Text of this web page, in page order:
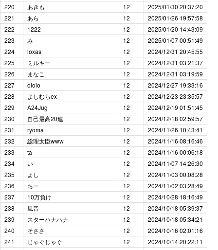
220
あきも 12
2025/01/30 20:37:20
221
あら 12
2025/01/26 19:57:58
222
1222 12
2025/01/20 14:43:09
223
み 12
2025/01/07 00:51:49
224
loxas 12
2024/12/31 20:45:55
225
ミルキー 12
2024/12/31 03:21:37
226
まなこ 12
2024/12/31 03:19:59
227
oioio 12
2024/12/27 19:33:16
228
よしむらex 12
2024/12/23 23:35:57
229
A24Jug 12
2024/12/19 01:51:45
230
自己最高20連 12
2024/12/18 02:59:57
231
ryoma 12
2024/11/26 10:43:41
232
総理太臣www 12
2024/11/16 08:16:46
233
ta 12
2024/11/16 00:06:18
234
い 12
2024/11/07 14:26:30
235
よし 12
2024/11/03 00:08:28
236
ちー 12
2024/11/02 03:28:49
237
10万負け 12
2024/10/28 18:16:49
238
風音 12
2024/10/18 05:39:37
239
スターハナハナ 12
2024/10/18 05:34:21
240
そささ 12
2024/10/16 02:01:16
241
じゃぐじゃぐ 12
2024/10/14 20:22:11